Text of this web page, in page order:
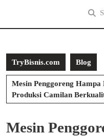
TryBisnis.com Blog
Mesin Penggoreng
Produksi Camilan
Mesin